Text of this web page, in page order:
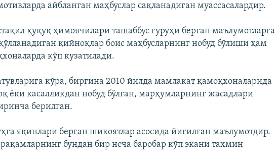
айбланган маҳбуслар сақланадиган муассасалардир.
ҳуқуқ ҳимоячилари ташаббус гуруҳи берган маълумотларга
қийноқлар боис маҳбусларнинг нобуд бўлиши ҳам
кўп кузатилади.
кўра, биргина 2010 йилда мамлакат қамоқхоналарида
ёки касалликдан нобуд бўлган, марҳумларнинг жасадлари
берилган.
яқинлари берган шикоятлар асосида йиғилган маълумотдир.
бундан бир неча баробар кўп экани тахмин